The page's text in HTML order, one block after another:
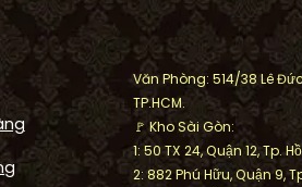
Văn Phòng: 514/38 Lê
TP.HCM.
🚩 Kho Sài Gòn:
1: 50 TX 24, Quận 12, Tp.
2: 882 Phú Hữu, Quận 9,